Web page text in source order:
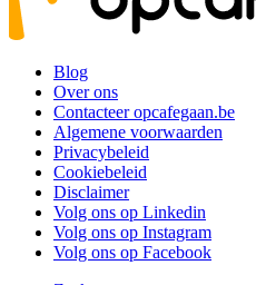
Blog
Over ons
Contacteer opcafegaan.be
Algemene voorwaarden
Privacybeleid
Cookiebeleid
Disclaimer
Volg ons op Linkedin
Volg ons op Instagram
Volg ons op Facebook